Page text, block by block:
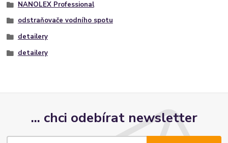
NANOLEX Professional
odstraňovače vodního spotu
detailery
detailery
... chci odebírat newsletter